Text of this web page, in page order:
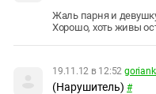
Жаль парня и
Хорошо, хоть живы
19.11.12 в 12:52
(Нарушитель) #